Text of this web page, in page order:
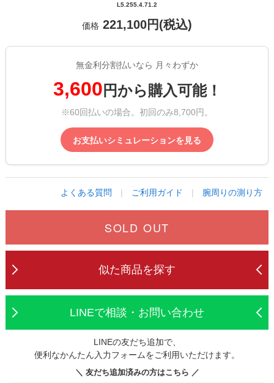
L5.255.4.71.2
価格 221,100円(税込)
無金利分割払いなら 月々わずか
3,600 円から購入可能！
※60回払いの場合。初回のみ8,700円。
お支払いシミュレーションを見る
よくある質問 | ご利用ガイド | 腕周りの測り方
SOLD OUT
似た商品を探す
LINEで相談・お問い合わせ
LINEの友だち追加で、
便利なかんたん入力フォームをご利用いただけます。
＼ 友だち追加済みの方はこちら ／